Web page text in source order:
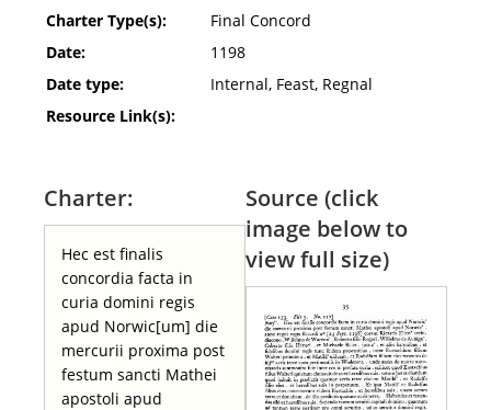
Charter Type(s):
Final Concord
Date:
1198
Date type:
Internal, Feast, Regnal
Resource Link(s):
Charter:
Hec est finalis
concordia facta in
curia domini regis
apud Norwic[um] die
mercurii proxima post
festum sancti Mathei
apostoli apud
Source (click
image below to
view full size)